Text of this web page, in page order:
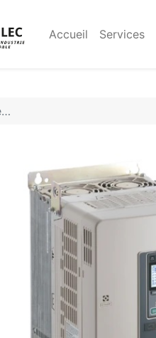
Accueil Services